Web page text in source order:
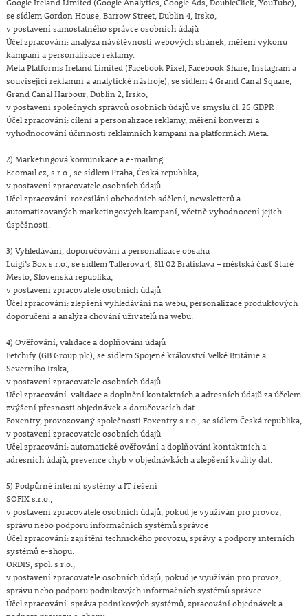
se sídlem Gordon House, Barrow Street, Dublin 4, Irsko,
v postavení samostatného správce osobních údajů
Účel zpracování: analýza návštěvnosti webových stránek, měření výkonu
kampaní a personalizace reklamy.
Meta Platforms Ireland Limited (Facebook Pixel, Facebook Share, Instagram a
související reklamní a analytické nástroje), se sídlem 4 Grand Canal Square,
Grand Canal Harbour, Dublin 2, Irsko,
v postavení společných správců osobních údajů ve smyslu čl. 26 GDPR
Účel zpracování: cílení a personalizace reklamy, měření konverzí a
vyhodnocování účinnosti reklamních kampaní na platformách Meta.
2) Marketingová komunikace a e-mailing
Ecomail.cz, s.r.o., se sídlem Praha, Česká republika,
v postavení zpracovatele osobních údajů
Účel zpracování: rozesílání obchodních sdělení, newsletterů a
automatizovaných marketingových kampaní, včetně vyhodnocení jejich
úspěšnosti.
3) Vyhledávání, doporučování a personalizace obsahu
Luigi’s Box s.r.o., se sídlem Tallerova 4, 811 02 Bratislava – městská časť Staré
Mesto, Slovenská republika,
v postavení zpracovatele osobních údajů
Účel zpracování: zlepšení vyhledávání na webu, personalizace produktových
doporučení a analýza chování uživatelů na webu.
4) Ověřování, validace a doplňování údajů
Fetchify (GB Group plc), se sídlem Spojené království Velké Británie a
Severního Irska,
v postavení zpracovatele osobních údajů
Účel zpracování: validace a doplnění kontaktních a adresních údajů za účelem
zvýšení přesnosti objednávek a doručovacích dat.
Foxentry, provozovaný společností Foxentry s.r.o., se sídlem Česká republika,
v postavení zpracovatele osobních údajů
Účel zpracování: automatické ověřování a doplňování kontaktních a
adresních údajů, prevence chyb v objednávkách a zlepšení kvality dat.
5) Podpůrné interní systémy a IT řešení
SOFIX s.r.o.,
v postavení zpracovatele osobních údajů, pokud je využíván pro provoz,
správu nebo podporu informačních systémů správce
Účel zpracování: zajištění technického provozu, správy a podpory interních
systémů e-shopu.
ORDIS, spol. s r.o.,
v postavení zpracovatele osobních údajů, pokud je využíván pro provoz,
správu nebo podporu podnikových informačních systémů správce
Účel zpracování: správa podnikových systémů, zpracování objednávek a